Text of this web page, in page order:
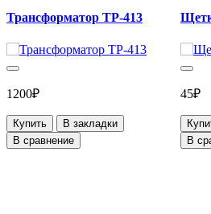
Трансформатор ТР-413
1200₽
Купить
В закладки
В сравнение
45₽
В